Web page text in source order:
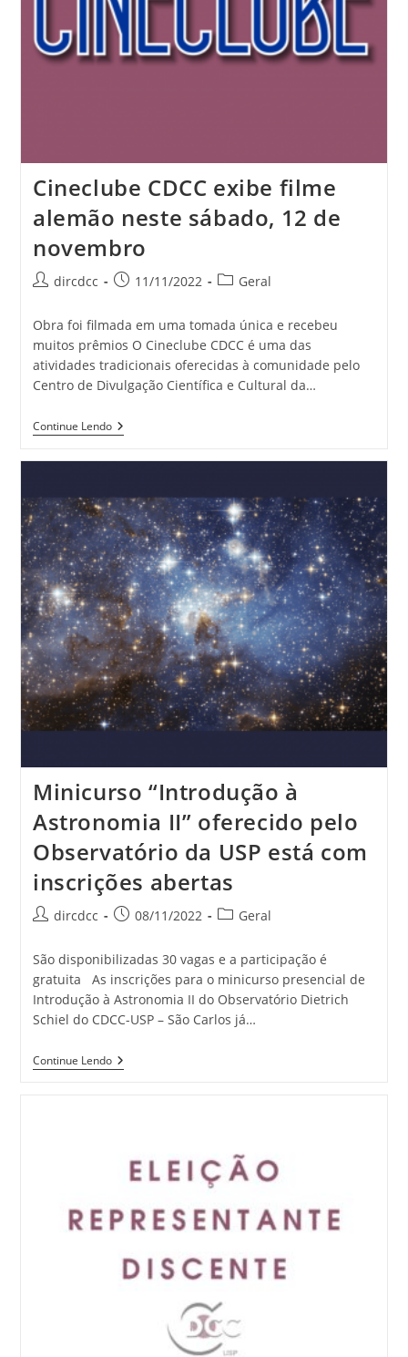
Cineclube CDCC exibe filme
alemão neste sábado, 12 de
novembro
dircdcc 11/11/2022 Geral
Obra foi filmada em uma tomada única e recebeu
muitos prêmios O Cineclube CDCC é uma das
atividades tradicionais oferecidas à comunidade pelo
Centro de Divulgação Científica e Cultural da…
Continue Lendo
Minicurso “Introdução à
Astronomia II” oferecido pelo
Observatório da USP está com
inscrições abertas
dircdcc 08/11/2022 Geral
São disponibilizadas 30 vagas e a participação é
gratuita As inscrições para o minicurso presencial de
Introdução à Astronomia II do Observatório Dietrich
Schiel do CDCC-USP – São Carlos já…
Continue Lendo